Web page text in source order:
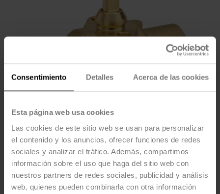
Consentimiento Detalles Acerca de las cookies
Esta página web usa cookies
Las cookies de este sitio web se usan para personalizar
el contenido y los anuncios, ofrecer funciones de redes
sociales y analizar el tráfico. Además, compartimos
información sobre el uso que haga del sitio web con
nuestros partners de redes sociales, publicidad y análisis
web, quienes pueden combinarla con otra información
Z2100QS-K